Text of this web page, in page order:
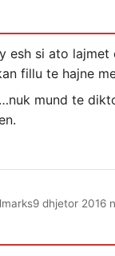
esh si ato lajmet
fillu te hajne
mund te
9 dhjetor 2016